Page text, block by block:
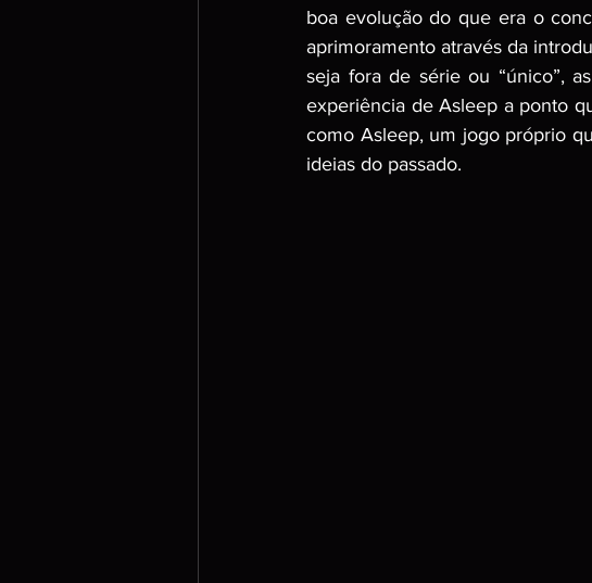
boa evolução do que era o
aprimoramento através da
seja fora de série ou “único”,
experiência de Asleep a ponto
como Asleep, um jogo próprio
ideias do passado.